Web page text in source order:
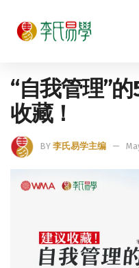
“自我管理”
收藏！
BY 李氏易学主编